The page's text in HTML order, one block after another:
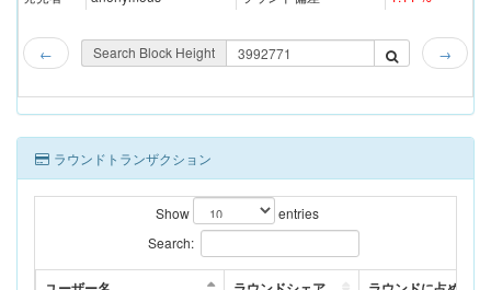
← Search Block Height →
ラウンドトランザクション
Show
entries
Search: